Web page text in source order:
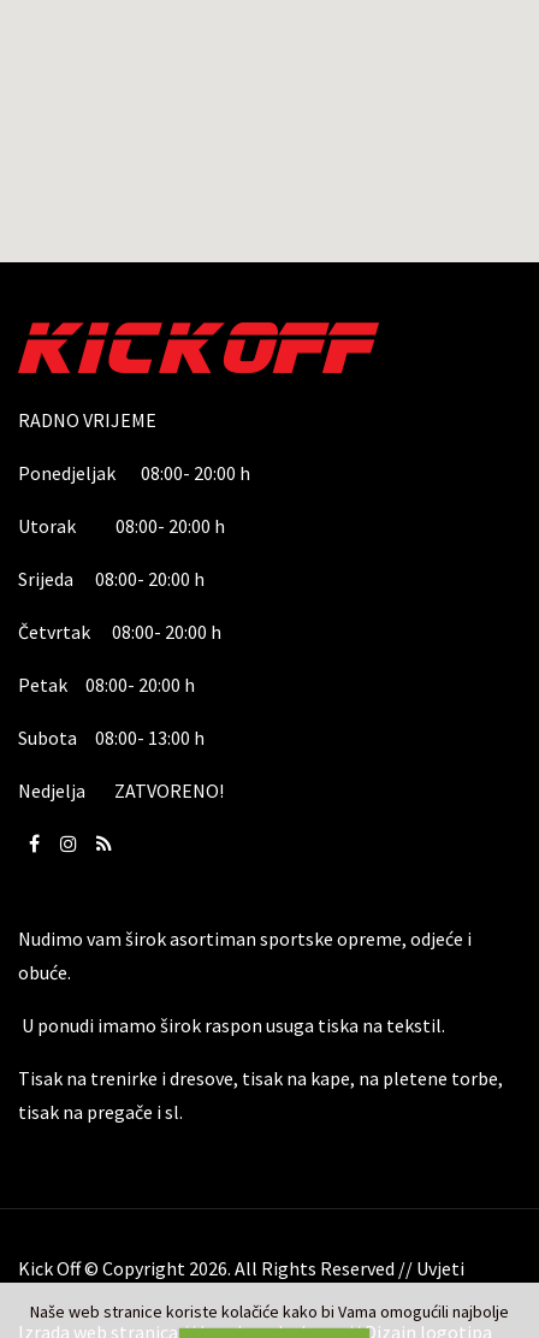
RADNO VRIJEME
Ponedjeljak 08:00- 20:00 h
Utorak 08:00- 20:00 h
Srijeda 08:00- 20:00 h
Četvrtak 08:00- 20:00 h
Petak 08:00- 20:00 h
Subota 08:00- 13:00 h
Nedjelja ZATVORENO!
Nudimo vam širok asortiman sportske opreme, odjeće i
obuće.
U ponudi imamo širok raspon usuga tiska na tekstil.
Tisak na trenirke i dresove, tisak na kape, na pletene torbe,
tisak na pregače i sl.
Kick Off © Copyright 2026. All Rights Reserved // Uvjeti
Izrada web stranica//Izrada web shopa//Dizajn logotipa
Naše web stranice koriste kolačiće kako bi Vama omogućili najbolje